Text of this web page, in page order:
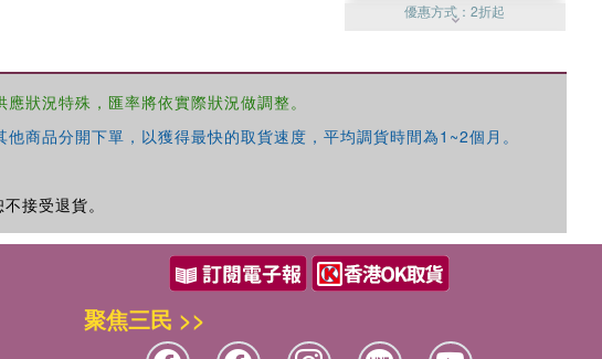
優惠方式：2折起
狀況特殊，匯率將依實際狀況做調整。
商品分開下單，以獲得最快的取貨速度，平均調貨時間為1~2個月。
接受退貨。
聚焦三民 >>